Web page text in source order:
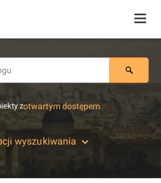
zotwartym dostępem
wyszukiwania